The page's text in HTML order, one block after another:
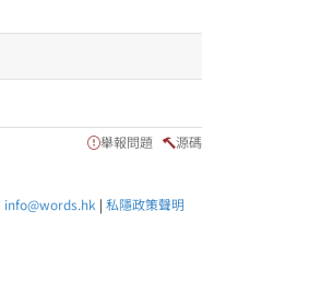
舉報問題 源碼
info@words.hk | 私隱政策聲明